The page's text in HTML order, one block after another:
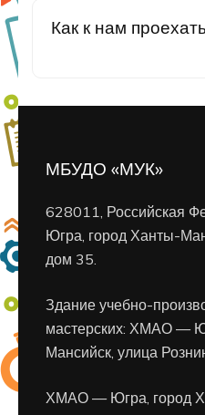
Как к нам проехать
МБУДО «МУК»
628011, Российская
Югра, город Ханты-
дом 35.
Здание учебно-
мастерских: ХМАО —
Мансийск, улица
ХМАО — Югра, город